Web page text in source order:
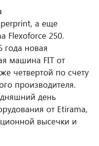
а еще
Flexoforce 250.
года новая
машина FIT от
четвертой по счету
производителя.
день
от Etirama,
высечки и